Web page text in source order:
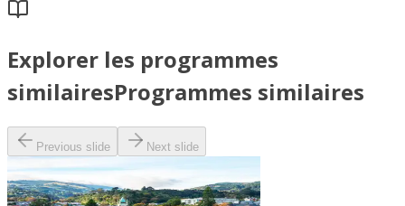
Explorer les programmes
similairesProgrammes similaires
Previous slide Next slide